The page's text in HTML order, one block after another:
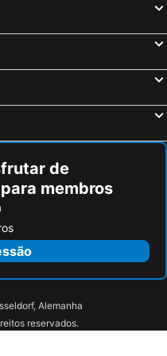
bed and breakfasts
de
membros
Alemanha
reservados.